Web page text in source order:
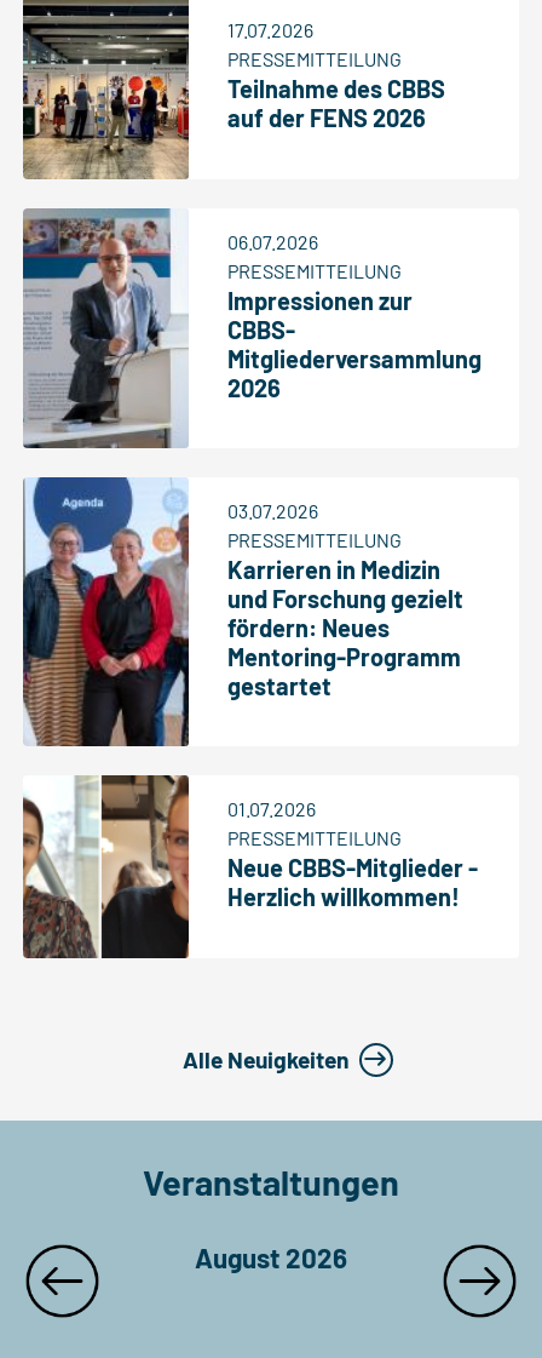
17.07.2026
PRESSEMITTEILUNG
Teilnahme des CBBS
auf der FENS 2026
06.07.2026
PRESSEMITTEILUNG
Impressionen zur
CBBS-
Mitgliederversammlung
2026
03.07.2026
PRESSEMITTEILUNG
Karrieren in Medizin
und Forschung gezielt
fördern: Neues
Mentoring-Programm
gestartet
01.07.2026
PRESSEMITTEILUNG
Neue CBBS-Mitglieder -
Herzlich willkommen!
Alle Neuigkeiten
Veranstaltungen
August 2026